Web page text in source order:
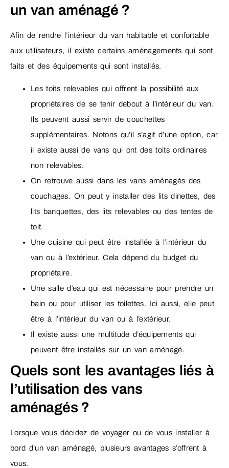
un van aménagé ?
Afin de rendre l’intérieur du van habitable et confortable
aux utilisateurs, il existe certains aménagements qui sont
faits et des équipements qui sont installés.
Les toits relevables qui offrent la possibilité aux
propriétaires de se tenir debout à l’intérieur du van.
Ils peuvent aussi servir de couchettes
supplémentaires. Notons qu’il s’agit d’une option, car
il existe aussi de vans qui ont des toits ordinaires
non relevables.
On retrouve aussi dans les vans aménagés des
couchages. On peut y installer des lits dinettes, des
lits banquettes, des lits relevables ou des tentes de
toit.
Une cuisine qui peut être installée à l’intérieur du
van ou à l’extérieur. Cela dépend du budget du
propriétaire.
Une salle d’eau qui est nécessaire pour prendre un
bain ou pour utiliser les toilettes. Ici aussi, elle peut
être à l’intérieur du van ou à l’extérieur.
Il existe aussi une multitude d’équipements qui
peuvent être installés sur un van aménagé.
Quels sont les avantages liés à
l’utilisation des vans
aménagés ?
Lorsque vous décidez de voyager ou de vous installer à
bord d’un van aménagé, plusieurs avantages s’offrent à
vous.